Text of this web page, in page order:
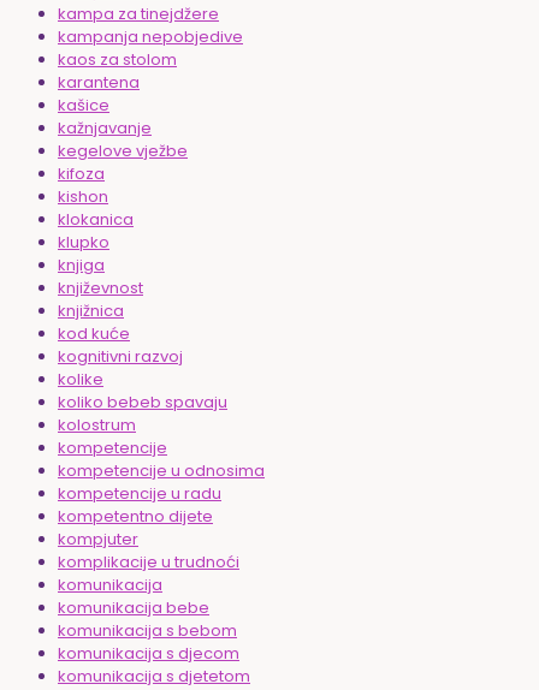
kampa za tinejdžere
kampanja nepobjedive
kaos za stolom
karantena
kašice
kažnjavanje
kegelove vježbe
kifoza
kishon
klokanica
klupko
knjiga
književnost
knjižnica
kod kuće
kognitivni razvoj
kolike
koliko bebeb spavaju
kolostrum
kompetencije
kompetencije u odnosima
kompetencije u radu
kompetentno dijete
kompjuter
komplikacije u trudnoći
komunikacija
komunikacija bebe
komunikacija s bebom
komunikacija s djecom
komunikacija s djetetom